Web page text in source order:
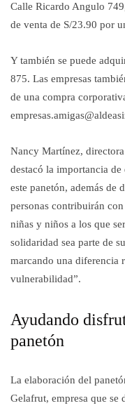
Calle Ricardo Angulo
de venta de S/23.90 por
Y también se puede
875. Las empresas
de una compra
Nancy Martínez,
destacó la importancia
este panetón, además de
personas contribuirán
niñas y niños a los que
solidaridad sea parte de
marcando una diferencia
vulnerabilidad”.
Ayudando
panetón
La elaboración del
Gelafrut, empresa que se